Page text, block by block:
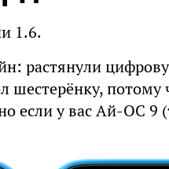
1.6.
растянули
шестерёнку,
если у вас Ай-ОС